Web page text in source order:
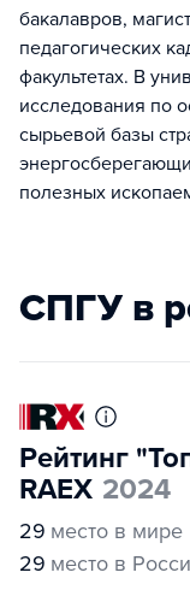
бакалавров,
педагогических
факультетах. В
исследования по
сырьевой базы
полезных
СПГУ в
Рейтинг
RAEX 2024
29 место в мире
29 место в